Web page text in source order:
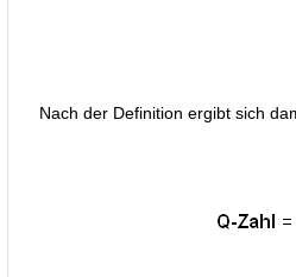
Nach der Definition ergibt sich